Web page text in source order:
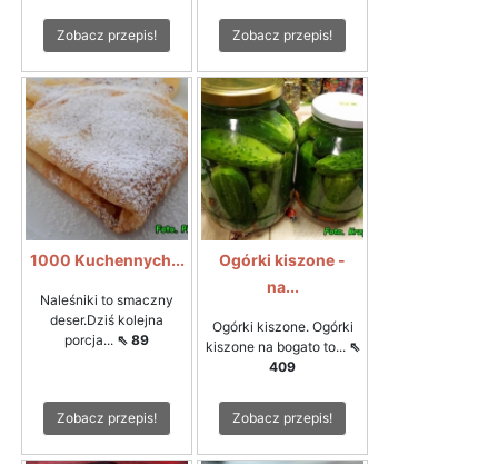
Zobacz przepis! Zobacz przepis!
1000 Kuchennych...
Naleśniki to smaczny
deser.Dziś kolejna
porcja... ⇖ 89
Zobacz przepis!
Ogórki kiszone -
na...
Ogórki kiszone. Ogórki
kiszone na bogato to... ⇖
409
Zobacz przepis!